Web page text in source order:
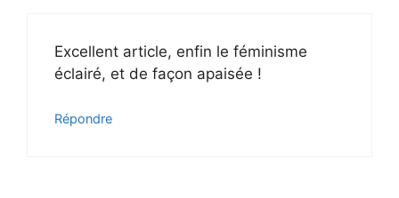
Excellent article, enfin le féminisme
éclairé, et de façon apaisée !
Répondre